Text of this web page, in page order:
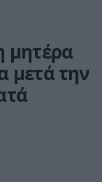
μητέρα
μετά την